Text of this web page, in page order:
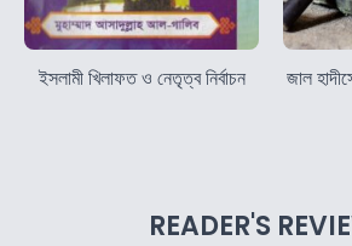
ইসলামী খিলাফত ও নেতৃত্ব নির্বাচন
জাল
READER'S